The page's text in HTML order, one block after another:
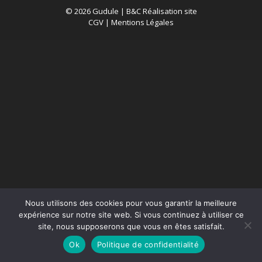
© 2026 Gudule | B&C Réalisation site
CGV | Mentions Légales
Nous utilisons des cookies pour vous garantir la meilleure
expérience sur notre site web. Si vous continuez à utiliser ce
site, nous supposerons que vous en êtes satisfait.
Ok
Politique de confidentialité